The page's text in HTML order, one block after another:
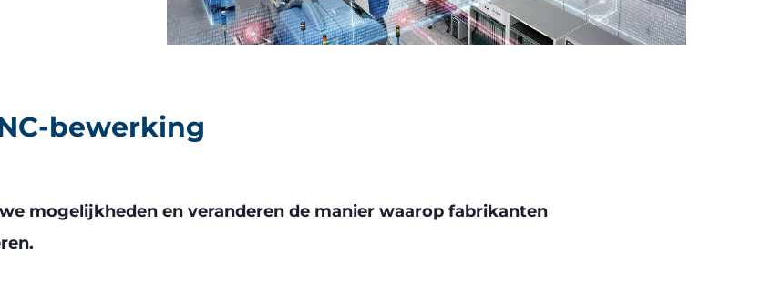
bewerking
mogelijkheden en veranderen de manier waarop fabrikanten